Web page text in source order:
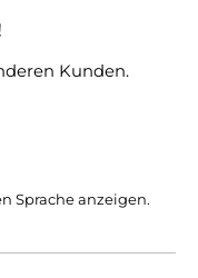
von 5 Sternen
Kunden.
Sprache anzeigen.